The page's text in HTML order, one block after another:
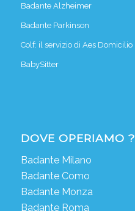
Badante Alzheimer
Badante Parkinson
Colf: il servizio di Aes Domicilio
BabySitter
DOVE OPERIAMO ?
Badante Milano
Badante Como
Badante Monza
Badante Roma